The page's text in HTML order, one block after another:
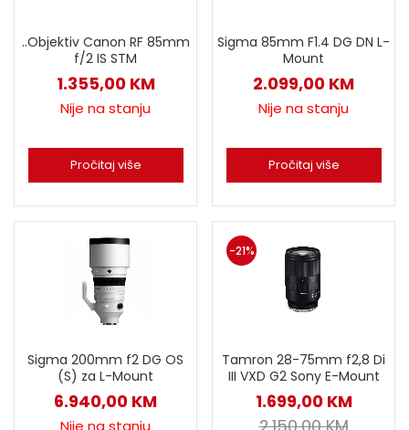
..Objektiv Canon RF 85mm
f/2 IS STM
1.355,00 KM
Nije na stanju
Pročitaj više
Sigma 85mm F1.4 DG DN L-
Mount
2.099,00 KM
Nije na stanju
Pročitaj više
Sigma 200mm f2 DG OS
(S) za L-Mount
6.940,00 KM
Nije na stanju
-21%
Tamron 28-75mm f2,8 Di
III VXD G2 Sony E-Mount
1.699,00 KM